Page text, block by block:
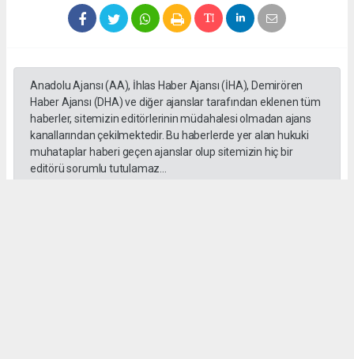
Anadolu Ajansı (AA), İhlas Haber Ajansı (İHA), Demirören
Haber Ajansı (DHA) ve diğer ajanslar tarafından eklenen tüm
haberler, sitemizin editörlerinin müdahalesi olmadan ajans
kanallarından çekilmektedir. Bu haberlerde yer alan hukuki
muhataplar haberi geçen ajanslar olup sitemizin hiç bir
editörü sorumlu tutulamaz...